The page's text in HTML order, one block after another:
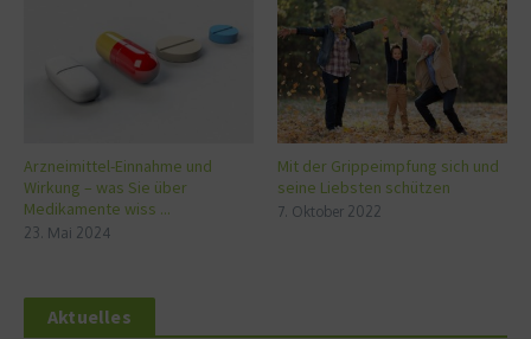
Arzneimittel-Einnahme und
Wirkung – was Sie über
Medikamente wiss ...
23. Mai 2024
Mit der Grippeimpfung sich und
seine Liebsten schützen
7. Oktober 2022
Aktuelles